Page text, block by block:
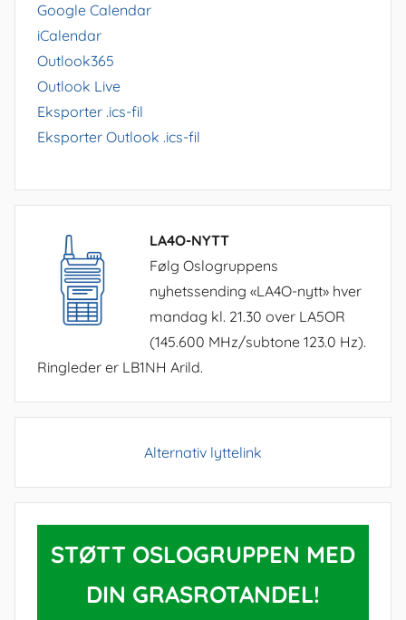
Google Calendar
iCalendar
Outlook365
Outlook Live
Eksporter .ics-fil
Eksporter Outlook .ics-fil
LA4O-NYTT
Følg Oslogruppens
nyhetssending «LA4O-nytt» hver
mandag kl. 21.30 over LA5OR
(145.600 MHz/subtone 123.0 Hz).
Ringleder er LB1NH Arild.
Alternativ lyttelink
STØTT OSLOGRUPPEN MED
DIN GRASROTANDEL!